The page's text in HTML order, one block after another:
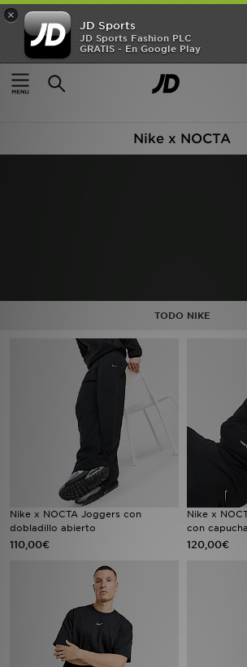
×
JD Sports
JD Sports Fashion PLC
GRATIS - En Google Play
Página principal
Nike X NOCTA
10 productos encontrados
Nike x NOCTA
TODO NIKE
Nike x NOCTA Joggers con
dobladillo abierto
110,00€
Nike x
con capucha
120,00€
Hombre
Mujer
TARJETA REGALO